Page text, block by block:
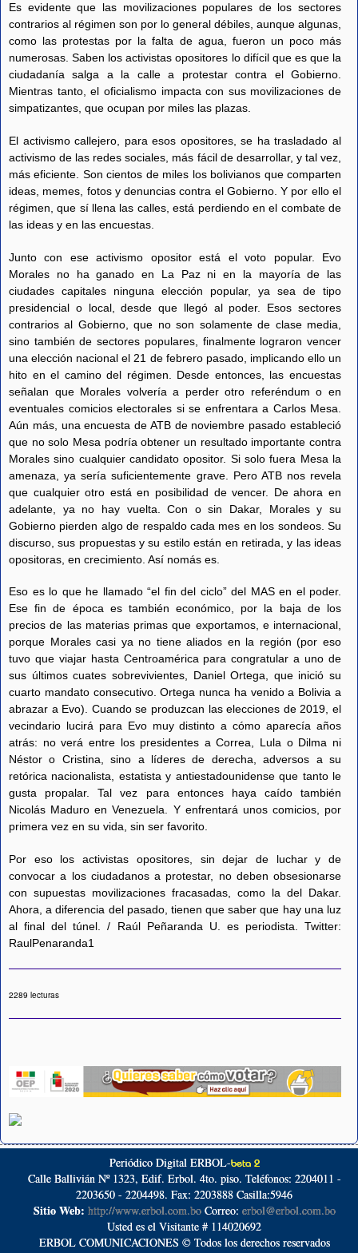
Es evidente que las movilizaciones populares de los sectores
contrarios al régimen son por lo general débiles, aunque algunas,
como las protestas por la falta de agua, fueron un poco más
numerosas. Saben los activistas opositores lo difícil que es que la
ciudadanía salga a la calle a protestar contra el Gobierno.
Mientras tanto, el oficialismo impacta con sus movilizaciones de
simpatizantes, que ocupan por miles las plazas.
El activismo callejero, para esos opositores, se ha trasladado al
activismo de las redes sociales, más fácil de desarrollar, y tal vez,
más eficiente. Son cientos de miles los bolivianos que comparten
ideas, memes, fotos y denuncias contra el Gobierno. Y por ello el
régimen, que sí llena las calles, está perdiendo en el combate de
las ideas y en las encuestas.
Junto con ese activismo opositor está el voto popular. Evo
Morales no ha ganado en La Paz ni en la mayoría de las
ciudades capitales ninguna elección popular, ya sea de tipo
presidencial o local, desde que llegó al poder. Esos sectores
contrarios al Gobierno, que no son solamente de clase media,
sino también de sectores populares, finalmente lograron vencer
una elección nacional el 21 de febrero pasado, implicando ello un
hito en el camino del régimen. Desde entonces, las encuestas
señalan que Morales volvería a perder otro referéndum o en
eventuales comicios electorales si se enfrentara a Carlos Mesa.
Aún más, una encuesta de ATB de noviembre pasado estableció
que no solo Mesa podría obtener un resultado importante contra
Morales sino cualquier candidato opositor. Si solo fuera Mesa la
amenaza, ya sería suficientemente grave. Pero ATB nos revela
que cualquier otro está en posibilidad de vencer. De ahora en
adelante, ya no hay vuelta. Con o sin Dakar, Morales y su
Gobierno pierden algo de respaldo cada mes en los sondeos. Su
discurso, sus propuestas y su estilo están en retirada, y las ideas
opositoras, en crecimiento. Así nomás es.
Eso es lo que he llamado “el fin del ciclo” del MAS en el poder.
Ese fin de época es también económico, por la baja de los
precios de las materias primas que exportamos, e internacional,
porque Morales casi ya no tiene aliados en la región (por eso
tuvo que viajar hasta Centroamérica para congratular a uno de
sus últimos cuates sobrevivientes, Daniel Ortega, que inició su
cuarto mandato consecutivo. Ortega nunca ha venido a Bolivia a
abrazar a Evo). Cuando se produzcan las elecciones de 2019, el
vecindario lucirá para Evo muy distinto a cómo aparecía años
atrás: no verá entre los presidentes a Correa, Lula o Dilma ni
Néstor o Cristina, sino a líderes de derecha, adversos a su
retórica nacionalista, estatista y antiestadounidense que tanto le
gusta propalar. Tal vez para entonces haya caído también
Nicolás Maduro en Venezuela. Y enfrentará unos comicios, por
primera vez en su vida, sin ser favorito.
Por eso los activistas opositores, sin dejar de luchar y de
convocar a los ciudadanos a protestar, no deben obsesionarse
con supuestas movilizaciones fracasadas, como la del Dakar.
Ahora, a diferencia del pasado, tienen que saber que hay una luz
al final del túnel. / Raúl Peñaranda U. es periodista. Twitter:
RaulPenaranda1
2289 lecturas
Periódico Digital ERBOL-beta 2
Calle Ballivián Nº 1323, Edif. Erbol. 4to. piso. Teléfonos: 2204011 -
2203650 - 2204498. Fax: 2203888 Casilla:5946
Sitio Web: http://www.erbol.com.boCorreo: erbol@erbol.com.bo
Usted es el Visitante # 114020692
ERBOL COMUNICACIONES © Todos los derechos reservados